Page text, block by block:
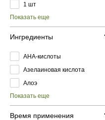
1 шт
Показать еще
Ингредиенты
AHA-кислоты
Азелаиновая кислота
Алоэ
Показать еще
Время применения